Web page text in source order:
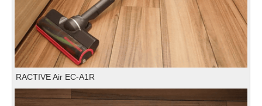
RACTIVE Air EC-A1R